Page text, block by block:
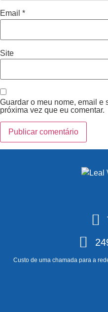
Email *
Site
Guardar o meu nome, email e
próxima vez que eu comentar.
Custo de uma chamada para a